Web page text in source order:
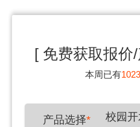
[ 免费获取报价
本周已有1023
产品选择* 校园